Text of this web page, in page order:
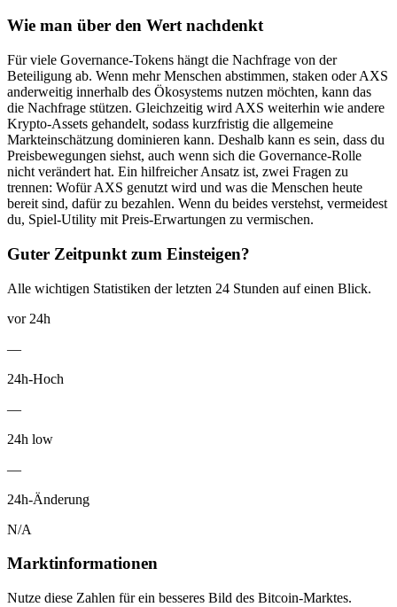
Wie man über den Wert nachdenkt
Für viele Governance-Tokens hängt die Nachfrage von der
Beteiligung ab. Wenn mehr Menschen abstimmen, staken oder AXS
anderweitig innerhalb des Ökosystems nutzen möchten, kann das
die Nachfrage stützen. Gleichzeitig wird AXS weiterhin wie andere
Krypto-Assets gehandelt, sodass kurzfristig die allgemeine
Markteinschätzung dominieren kann. Deshalb kann es sein, dass du
Preisbewegungen siehst, auch wenn sich die Governance-Rolle
nicht verändert hat. Ein hilfreicher Ansatz ist, zwei Fragen zu
trennen: Wofür AXS genutzt wird und was die Menschen heute
bereit sind, dafür zu bezahlen. Wenn du beides verstehst, vermeidest
du, Spiel-Utility mit Preis-Erwartungen zu vermischen.
Guter Zeitpunkt zum Einsteigen?
Alle wichtigen Statistiken der letzten 24 Stunden auf einen Blick.
vor 24h
—
24h-Hoch
—
24h low
—
24h-Änderung
N/A
Marktinformationen
Nutze diese Zahlen für ein besseres Bild des Bitcoin-Marktes.